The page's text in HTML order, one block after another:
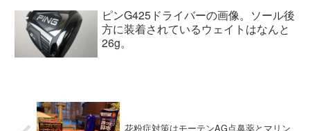
ピンG425ドライバーの画像。ソール後
方に装着されているウェイトはなんと
26g。
花粉症対策はモーテンAG点鼻薬とマリン